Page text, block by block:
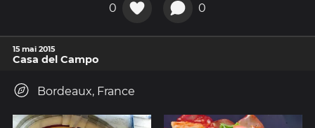
0 0
15 mai 2015
Casa del Campo
Bordeaux, France